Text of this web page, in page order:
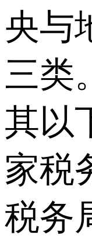
央与
三类
其以
家税
税务